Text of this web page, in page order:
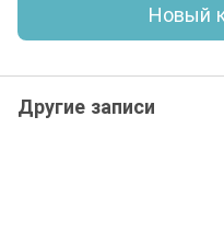
Новый
Другие записи